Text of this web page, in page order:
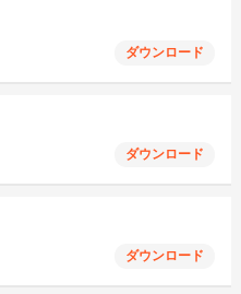
ダウンロード
ダウンロード
ダウンロード